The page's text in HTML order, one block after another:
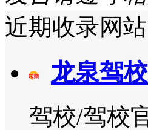
近期收录网站
龙泉驾校
驾校/驾校